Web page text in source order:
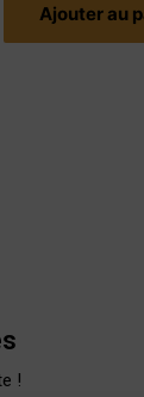
Ajouter au
!